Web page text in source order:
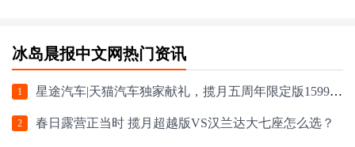
冰岛晨报中文网热门资讯
1 星途汽车|天猫汽车独家献礼，揽月五周年限定版159900元起
2 春日露营正当时 揽月超越版VS汉兰达大七座怎么选？